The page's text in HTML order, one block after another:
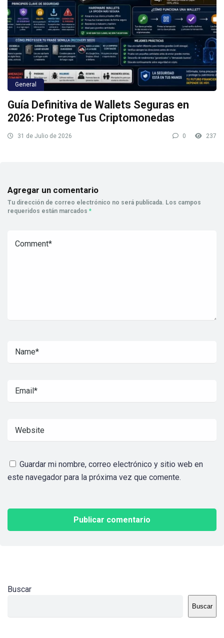
General
Guía Definitiva de Wallets Seguras en
2026: Protege Tus Criptomonedas
31 de Julio de 2026 0 237
Agregar un comentario
Tu dirección de correo electrónico no será publicada. Los campos
requeridos están marcados *
Guardar mi nombre, correo electrónico y sitio web en
este navegador para la próxima vez que comente.
Buscar
Buscar